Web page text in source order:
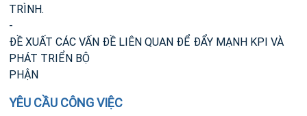
TRÌNH.
-
ĐỀ XUẤT CÁC VẤN ĐỀ LIÊN QUAN ĐỂ ĐẨY MẠNH KPI VÀ
PHÁT TRIỂN BỘ
PHẬN
YÊU CẦU CÔNG VIỆC